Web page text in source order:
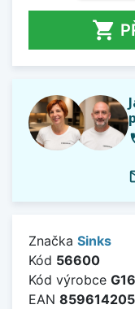

Značka Sinks
Kód 56600
Kód výrobce
EAN